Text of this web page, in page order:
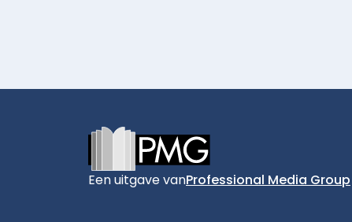
Een uitgave vanProfessional Media Group